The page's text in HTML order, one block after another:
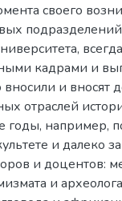
своего
подразделений
кадрами и
и вносят
отраслей
годы, например,
и далеко
и доцентов:
и